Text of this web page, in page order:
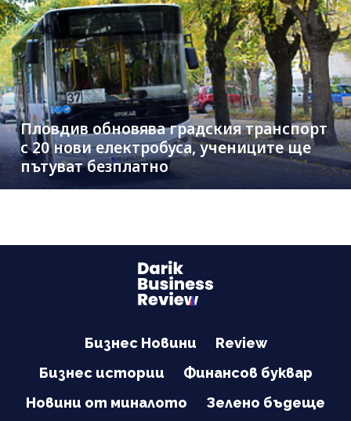
Пловдив обновява градския транспорт
с 20 нови електробуса, учениците ще
пътуват безплатно
Бизнес Новини
Review
Бизнес истории
Финансов буквар
Новини от миналото
Зелено бъдеще